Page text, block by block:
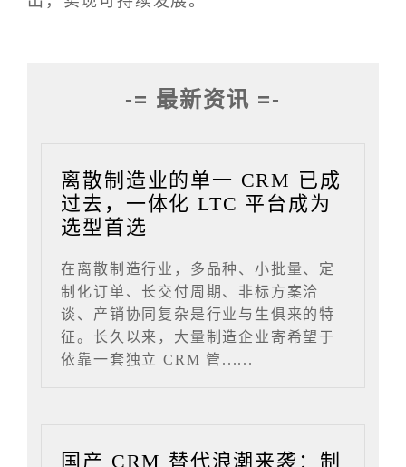
-= 最新资讯 =-
离散制造业的单一 CRM 已成
过去，一体化 LTC 平台成为
选型首选
在离散制造行业，多品种、小批量、定
制化订单、长交付周期、非标方案洽
谈、产销协同复杂是行业与生俱来的特
征。长久以来，大量制造企业寄希望于
依靠一套独立 CRM 管......
国产 CRM 替代浪潮来袭：制